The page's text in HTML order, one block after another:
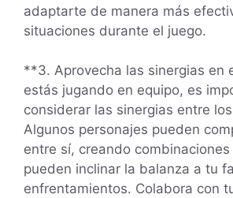
adaptarte de manera más
situaciones durante el juego.
**3. Aprovecha las sinergias en
estás jugando en equipo, es
considerar las sinergias entre
Algunos personajes pueden
entre sí, creando
pueden inclinar la balanza a tu
enfrentamientos. Colabora con